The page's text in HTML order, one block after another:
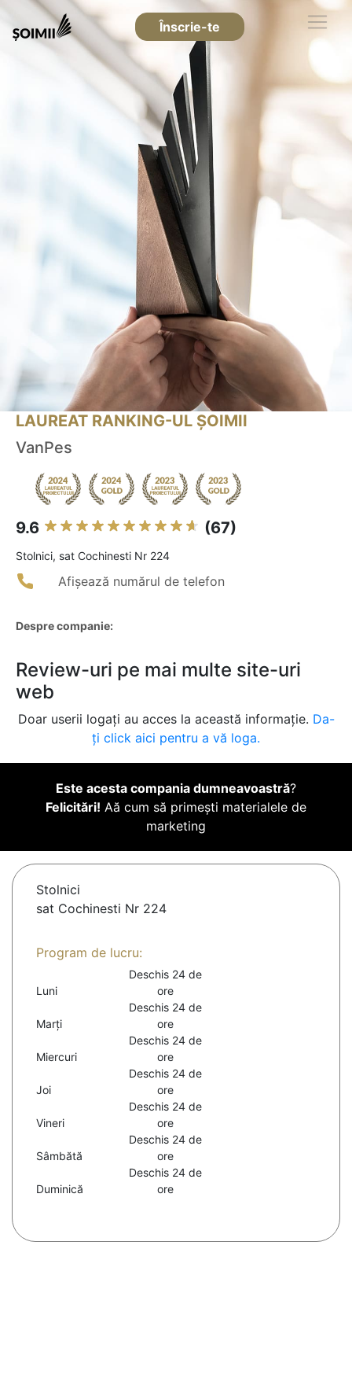
Înscrie-te
LAUREAT RANKING-UL ȘOIMII
VanPes
9.6 (67)
Stolnici, sat Cochinesti Nr 224
Afișează numărul de telefon
Despre companie:
Review-uri pe mai multe site-uri
web
Doar userii logați au acces la această informație. Da-
ți click aici pentru a vă loga.
Este acesta compania dumneavoastră?
Felicitări! Aă cum să primești materialele de
marketing
Stolnici
sat Cochinesti Nr 224
Program de lucru:
Luni
Deschis 24 de
ore
Marți
Deschis 24 de
ore
Miercuri
Deschis 24 de
ore
Joi
Deschis 24 de
ore
Vineri
Deschis 24 de
ore
Sâmbătă
Deschis 24 de
ore
Duminică
Deschis 24 de
ore